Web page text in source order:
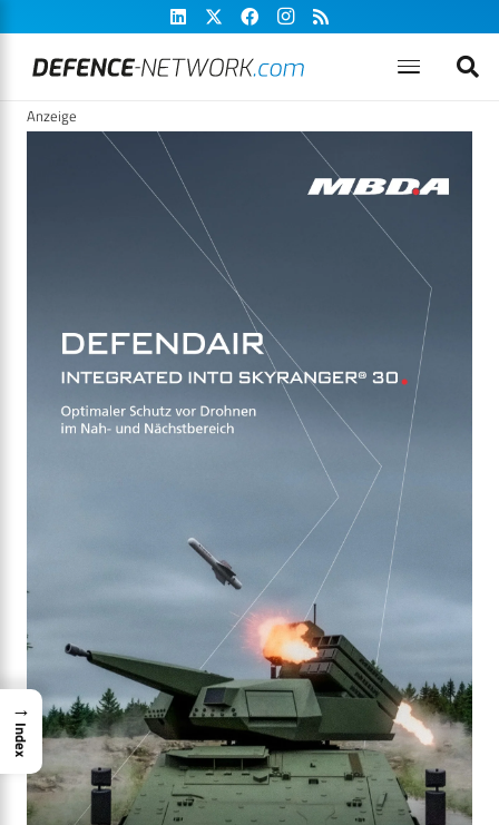
Anzeige
→
Index